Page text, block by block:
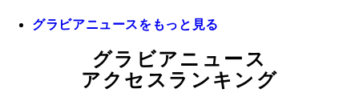
グラビアニュースをもっと見る
グラビアニュース
アクセスランキング